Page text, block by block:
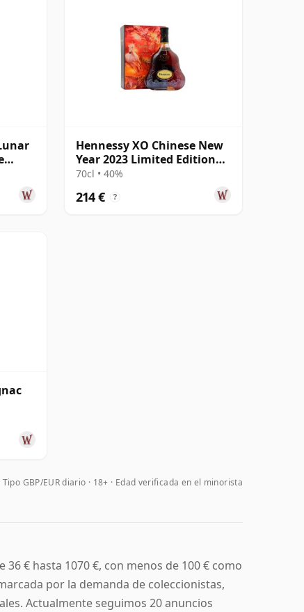
Hennessy XO Chinese New
Year 2023 Limited Edition
Cognac
70cl • 40%
214 € ?
Tipo GBP/EUR diario 18+ · Edad verificada en el minorista
€ hasta 1070 €, con menos de 100 € como
por la demanda de coleccionistas,
Actualmente seguimos 20 anuncios